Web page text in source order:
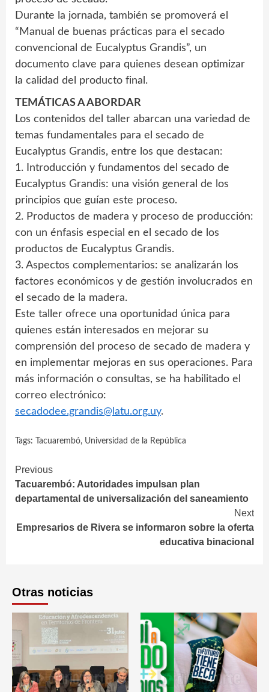
Durante la jornada, también se promoverá el
“Manual de buenas prácticas para el secado
convencional de Eucalyptus Grandis”, un
documento clave para quienes desean optimizar
la calidad del producto final.
TEMÁTICAS A ABORDAR
Los contenidos del taller abarcan una variedad de
temas fundamentales para el secado de
Eucalyptus Grandis, entre los que destacan:
1. Introducción y fundamentos del secado de
Eucalyptus Grandis: una visión general de los
principios que guían este proceso.
2. Productos de madera y proceso de producción:
con un énfasis especial en el secado de los
productos de Eucalyptus Grandis.
3. Aspectos complementarios: se analizarán los
factores económicos y de gestión involucrados en
el secado de la madera.
Este taller ofrece una oportunidad única para
quienes están interesados en mejorar su
comprensión del proceso de secado de madera y
en implementar mejoras en sus operaciones. Para
más información o consultas, se ha habilitado el
correo electrónico:
secadodee.grandis@latu.org.uy.
Tags: Tacuarembó, Universidad de la República
Continue
Reading
Previous
Tacuarembó: Autoridades impulsan plan
departamental de universalización del saneamiento
Next
Empresarios de Rivera se informaron sobre la oferta
educativa binacional
Otras noticias